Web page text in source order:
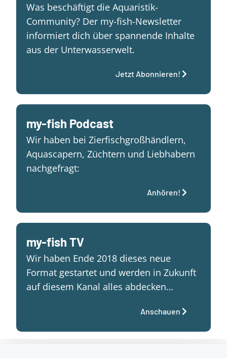
Was beschäftigt die Aquaristik-
Community? Der my-fish-Newsletter
informiert dich über spannende Inhalte
aus der Unterwasserwelt.
Jetzt Abonnieren!
my-fish Podcast
Wir haben bei Zierfischgroßhändlern,
Aquascapern, Züchtern und Liebhabern
nachgefragt:
Anhören!
my-fish TV
Wir haben Ende 2018 dieses neue
Format gestartet und werden in Zukunft
auf diesem Kanal alles abdecken…
Anschauen